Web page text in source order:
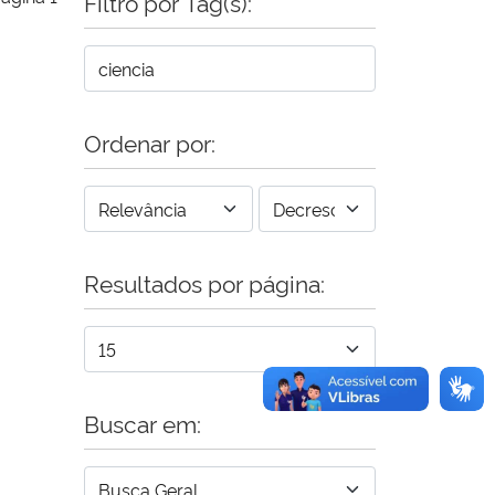
Ordenar por:
Resultados por página:
Buscar em: